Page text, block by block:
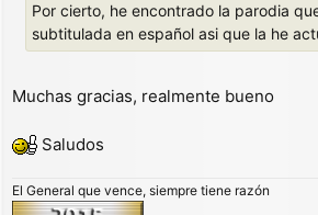
Por cierto, he encontrado la parodia
subtitulada en español asi que la he
Muchas gracias, realmente bueno
Saludos
El General que vence, siempre tiene razón